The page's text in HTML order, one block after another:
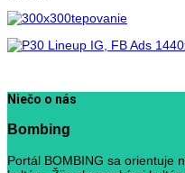
Niečo o nás
Bombing
Portál BOMBING sa orientuje